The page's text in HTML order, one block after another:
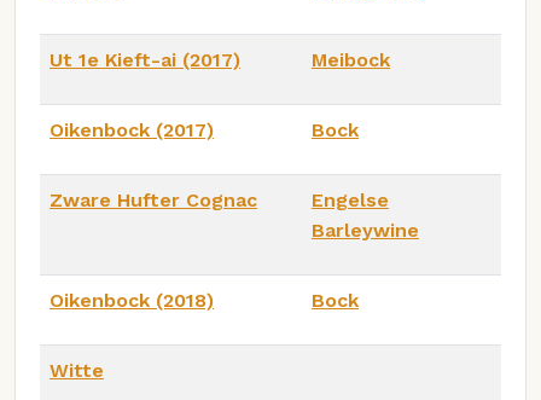
Ut 1e Kieft-ai (2017) Meibock
Oikenbock (2017) Bock
Zware Hufter Cognac
Engelse
Barleywine
Oikenbock (2018) Bock
Witte